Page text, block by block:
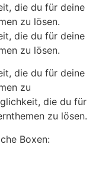
die du für deine
zu lösen.
die du für deine
zu lösen.
die du für deine
zu
die du für
zu lösen.
Boxen: